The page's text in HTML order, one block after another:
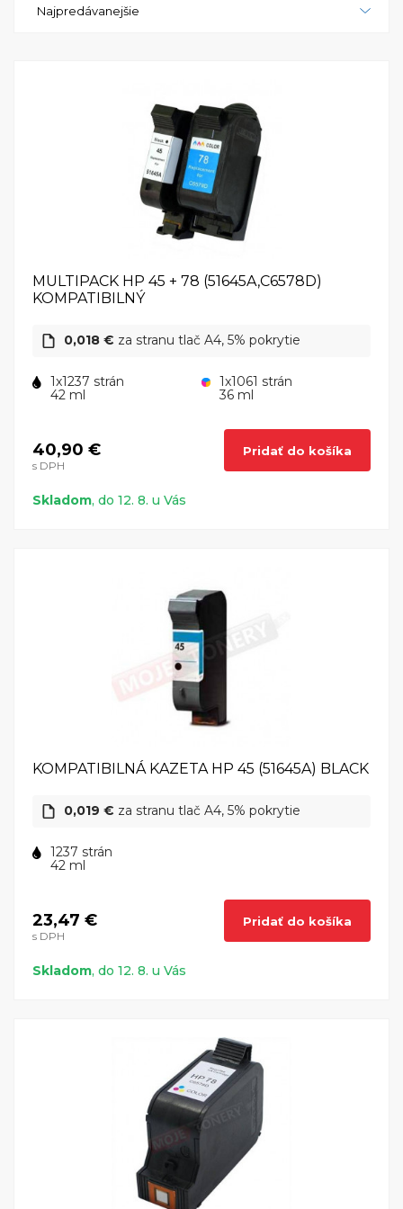
P1315 je spoľahlivá a výkonná tlačiareň, ktorá
každého, kto hľadá výkonnú tlačiareň pre domáce
použitie alebo malú kanceláriu. S touto tlačiarňou
budete mať možnosť tlačiť vysoko kvalitné
fotografie a dokumenty s jednoduchosťou a
pohodlím. HP PhotoSmart P1315 je skutočne
všestranná tlačiareň, ktorá vám umožní tlačiť s
presnosťou a profesionálnym vzhľadom.
Najpredávanejšie
MULTIPACK HP 45 + 78 (51645A,C6578D)
KOMPATIBILNÝ
0,018 € za stranu tlač A4, 5% pokrytie
1x1237 strán
42 ml
1x1061 strán
36 ml
40,90 €
s DPH
Pridať do košíka
Skladom, do 12. 8. u Vás
KOMPATIBILNÁ KAZETA HP 45 (51645A) BLACK
0,019 € za stranu tlač A4, 5% pokrytie
1237 strán
42 ml
23,47 €
s DPH
Pridať do košíka
Skladom, do 12. 8. u Vás